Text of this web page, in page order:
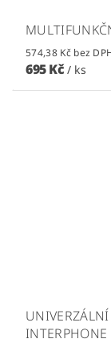
574,38 Kč bez
695 Kč / ks